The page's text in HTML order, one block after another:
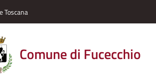
Toscana
Comune di Fucecchio